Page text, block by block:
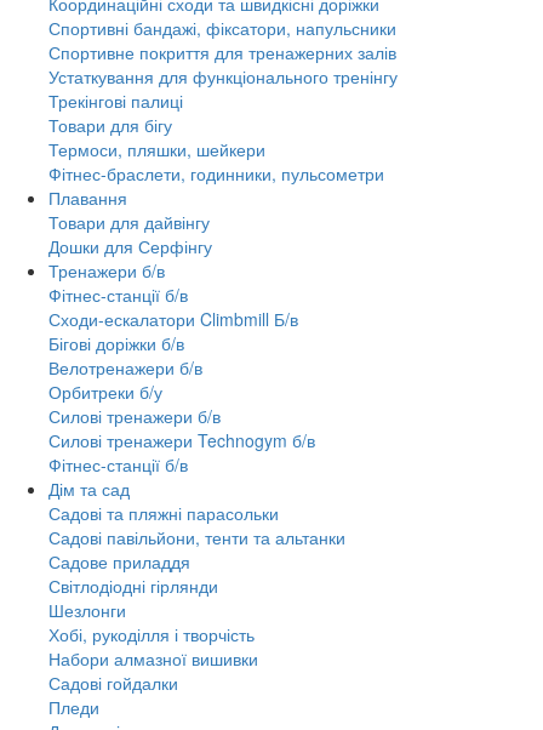
Спортивні бандажі, фіксатори, напульсники
Спортивне покриття для тренажерних залів
Устаткування для функціонального тренінгу
Трекінгові палиці
Товари для бігу
Термоси, пляшки, шейкери
Фітнес-браслети, годинники, пульсометри
Плавання
Товари для дайвінгу
Дошки для Серфінгу
Тренажери б/в
Фітнес-станції б/в
Сходи-ескалатори Climbmill Б/в
Бігові доріжки б/в
Велотренажери б/в
Орбитреки б/у
Силові тренажери б/в
Силові тренажери Technogym б/в
Фітнес-станції б/в
Дім та сад
Садові та пляжні парасольки
Садові павільйони, тенти та альтанки
Садове приладдя
Світлодіодні гірлянди
Шезлонги
Хобі, рукоділля і творчість
Набори алмазної вишивки
Садові гойдалки
Пледи